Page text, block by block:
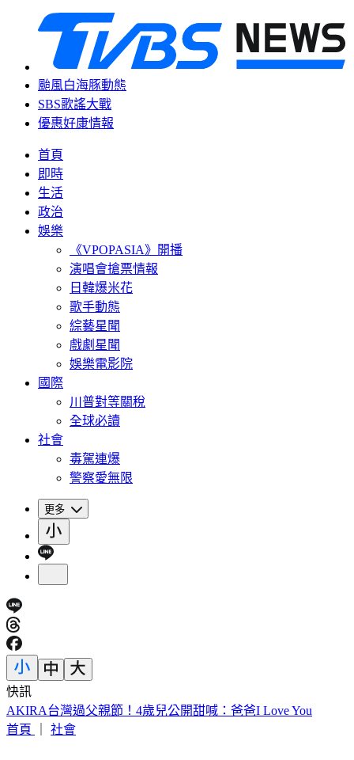
颱風白海豚動態
SBS歌謠大戰
優惠好康情報
首頁
即時
生活
政治
娛樂
《VPOPASIA》開播
演唱會搶票情報
日韓爆米花
歌手動態
綜藝星聞
戲劇星聞
娛樂電影院
國際
川普對等關稅
全球必讀
社會
毒駕連爆
警察愛無限
更多
快訊
快訊／白海豚颱風假！連江縣宣布9日停止上班上課
首頁
社會